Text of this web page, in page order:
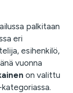
palkitaan
eri
esihenkilö,
vuonna
on valittu